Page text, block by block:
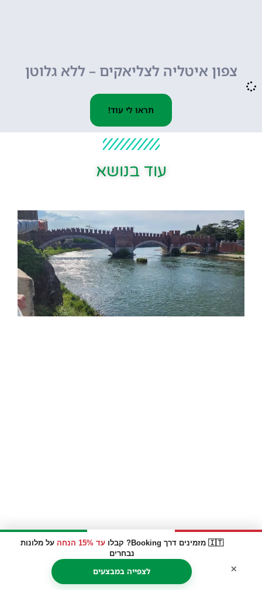
🇮🇹 מזמינים דרך Booking? קבלו עד 15% הנחה
על מלונות
נבחרים
לצפייה במבצעים ×
צפון איטליה לצליאקים – ללא גלוטן
תראו לי עוד!
עוד בנושא